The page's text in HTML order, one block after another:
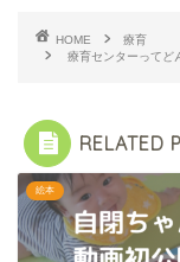
HOME
療育
療育センターってど
RELATED
絵本